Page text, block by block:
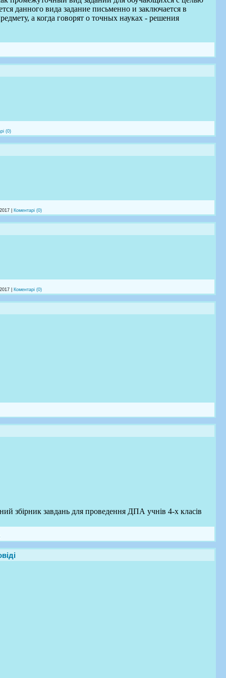
данного вида задание письменно и заключается в
а когда говорят о точных науках - решения
(0)
Коментарі (0)
Коментарі (0)
збірник завдань для проведення ДПА учнів 4-х класів